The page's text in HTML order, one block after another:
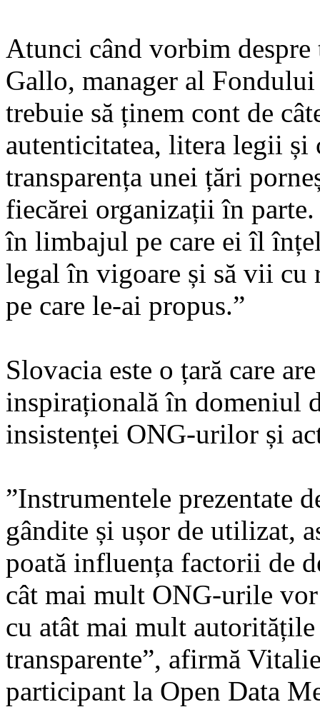
Atunci când vorbim despre
Gallo, manager al
trebuie să ținem cont de
autenticitatea, litera legii și
transparența unei țări
fiecărei organizații în
în limbajul pe care ei îl
legal în vigoare și să vii cu
pe care le-ai propus.”
Slovacia este o țară care
inspirațională în domeniul
insistenței ONG-urilor și
”Instrumentele prezentate
gândite și ușor de utilizat,
poată influența factorii de
cât mai mult ONG-urile vor
cu atât mai mult
transparente”, afirmă
participant la Open Data